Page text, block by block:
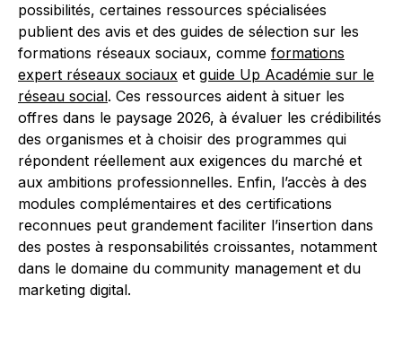
possibilités, certaines ressources spécialisées
publient des avis et des guides de sélection sur les
formations réseaux sociaux, comme formations
expert réseaux sociaux et guide Up Académie sur le
réseau social. Ces ressources aident à situer les
offres dans le paysage 2026, à évaluer les crédibilités
des organismes et à choisir des programmes qui
répondent réellement aux exigences du marché et
aux ambitions professionnelles. Enfin, l’accès à des
modules complémentaires et des certifications
reconnues peut grandement faciliter l’insertion dans
des postes à responsabilités croissantes, notamment
dans le domaine du community management et du
marketing digital.